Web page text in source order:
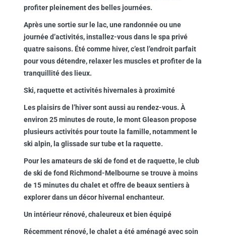
profiter pleinement des belles journées.
Après une sortie sur le lac, une randonnée ou une
journée d’activités, installez-vous dans le spa privé
quatre saisons. Été comme hiver, c’est l’endroit parfait
pour vous détendre, relaxer les muscles et profiter de la
tranquillité des lieux.
Ski, raquette et activités hivernales à proximité
Les plaisirs de l’hiver sont aussi au rendez-vous. À
environ 25 minutes de route, le mont Gleason propose
plusieurs activités pour toute la famille, notamment le
ski alpin, la glissade sur tube et la raquette.
Pour les amateurs de ski de fond et de raquette, le club
de ski de fond Richmond-Melbourne se trouve à moins
de 15 minutes du chalet et offre de beaux sentiers à
explorer dans un décor hivernal enchanteur.
Un intérieur rénové, chaleureux et bien équipé
Récemment rénové, le chalet a été aménagé avec soin